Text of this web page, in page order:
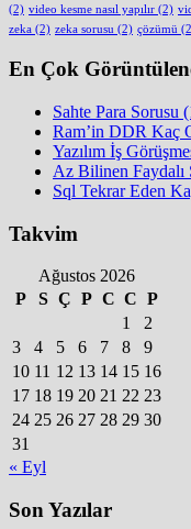
(2) video kesme nasıl yapılır (2)
zeka (2) zeka sorusu (2) çözümü
En Çok
Sahte Para Sorusu
Ram’in DDR Kaç
Yazılım İş
Az Bilinen Faydalı
Sql Tekrar Eden
Takvim
Ağustos 2026
P
S Ç P C C P
1
2
3
4 5 6 7 8
9
10 11 12 13 14 15 16
17 18 19 20 21 22 23
24 25 26 27 28 29 30
31
« Eyl
Son Yazılar